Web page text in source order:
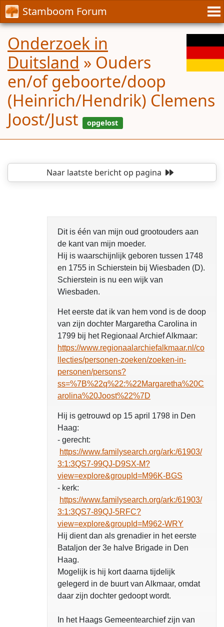
Stamboom Forum
Onderzoek in
Duitsland » Ouders
en/of geboorte/doop
(Heinrich/Hendrik) Clemens
Joost/Just
Naar laatste berichtop pagina
Dit is één van mijn oud grootouders aan
de kant van mijn moeder.
Hij is waarschijnlijk geboren tussen 1748
en 1755 in Schierstein bij Wiesbaden (D).
Schierstein is nu een wijk van
Wiesbaden.
Het eerste dat ik van hem vond is de doop
van zijn dochter Margaretha Carolina in
1799 bij het Regionaal Archief Alkmaar:
https://www.regionaalarchiefalkmaar.nl/co
llecties/personen-zoeken/zoeken-in-
personen/persons?
ss=%7B%22q%22:%22Margaretha%20C
arolina%20Joost%22%7D
Hij is getrouwd op 15 april 1798 in Den
Haag:
- gerecht:
https://www.familysearch.org/ark:/61903/
3:1:3QS7-99QJ-D9SX-M?
view=explore&groupId=M96K-BGS
- kerk:
https://www.familysearch.org/ark:/61903/
3:1:3QS7-89QJ-5RFC?
view=explore&groupId=M962-WRY
Hij dient dan als grenadier in het eerste
Bataljon der 3e halve Brigade in Den
Haag.
Mogelijk is hij kort daarna tijdelijk
gelegerd in de buurt van Alkmaar, omdat
daar zijn dochter gedoopt wordt.
In het Haags Gemeentearchief zijn van